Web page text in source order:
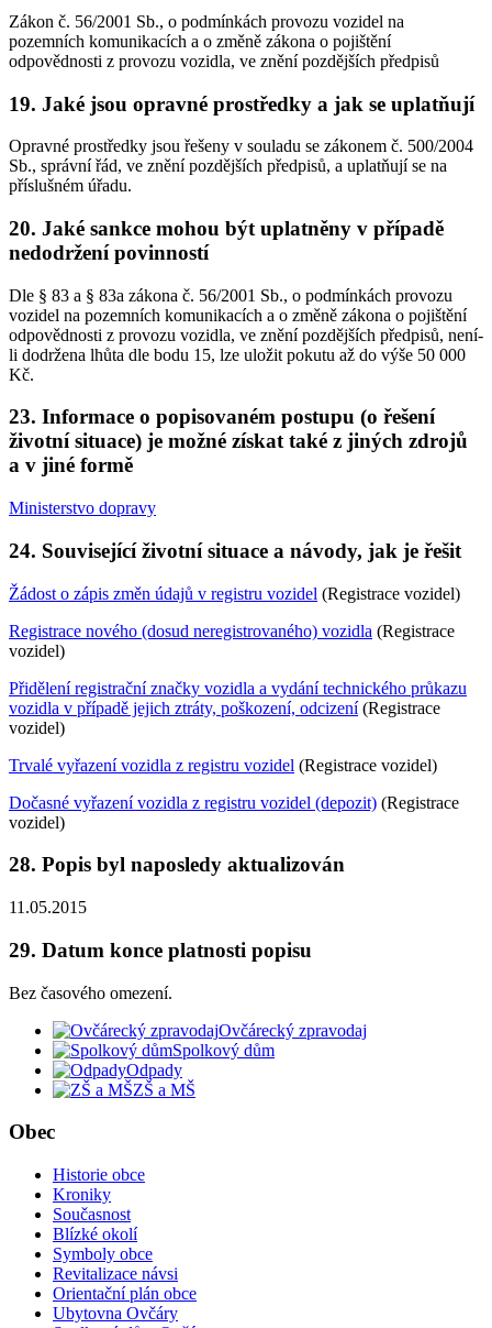
Zákon č. 56/2001 Sb., o podmínkách provozu vozidel na
pozemních komunikacích a o změně zákona o pojištění
odpovědnosti z provozu vozidla, ve znění pozdějších předpisů
19. Jaké jsou opravné prostředky a jak se uplatňují
Opravné prostředky jsou řešeny v souladu se zákonem č. 500/2004
Sb., správní řád, ve znění pozdějších předpisů, a uplatňují se na
příslušném úřadu.
20. Jaké sankce mohou být uplatněny v případě
nedodržení povinností
Dle § 83 a § 83a zákona č. 56/2001 Sb., o podmínkách provozu
vozidel na pozemních komunikacích a o změně zákona o pojištění
odpovědnosti z provozu vozidla, ve znění pozdějších předpisů, není-
li dodržena lhůta dle bodu 15, lze uložit pokutu až do výše 50 000
Kč.
23. Informace o popisovaném postupu (o řešení
životní situace) je možné získat také z jiných zdrojů
a v jiné formě
Ministerstvo dopravy
24. Související životní situace a návody, jak je řešit
Žádost o zápis změn údajů v registru vozidel (Registrace vozidel)
Registrace nového (dosud neregistrovaného) vozidla (Registrace
vozidel)
Přidělení registrační značky vozidla a vydání technického průkazu
vozidla v případě jejich ztráty, poškození, odcizení(Registrace
vozidel)
Trvalé vyřazení vozidla z registru vozidel (Registrace vozidel)
Dočasné vyřazení vozidla z registru vozidel (depozit) (Registrace
vozidel)
28. Popis byl naposledy aktualizován
11.05.2015
29. Datum konce platnosti popisu
Bez časového omezení.
Ovčárecký zpravodaj
Spolkový dům
Odpady
ZŠ a MŠ
Obec
Historie obce
Kroniky
Současnost
Blízké okolí
Symboly obce
Revitalizace návsi
Orientační plán obce
Ubytovna Ovčáry